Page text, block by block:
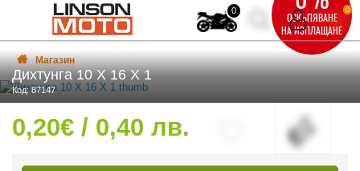
0 0
Магазин
ОСКЪПЯВАНЕ
НА ИЗПЛАЩАНЕ
Дихтунга 10 X 16 X 1
Код: 87147
0,20€ / 0,40 лв.